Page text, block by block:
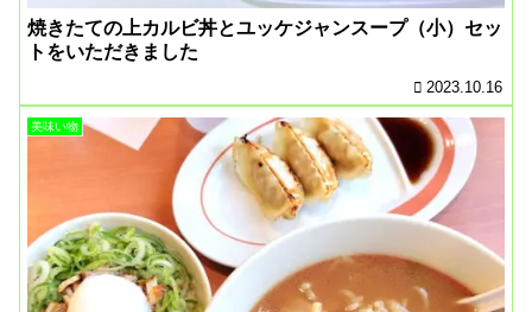
焼きたての上カルビ丼とユッケジャンスープ（小）セッ
トをいただきました
2023.10.16
美味い物